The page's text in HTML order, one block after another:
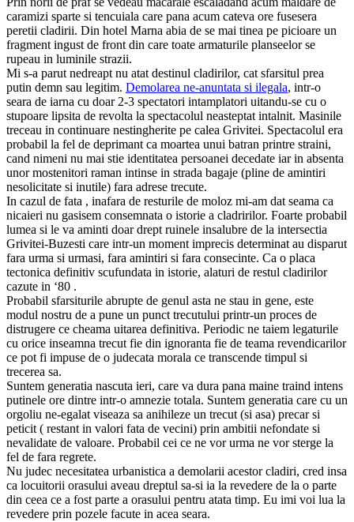
caramizi sparte si tencuiala care pana acum cateva ore fusesera
peretii cladirii. Din hotel Marna abia de se mai tinea pe picioare un
fragment ingust de front din care toate armaturile planseelor se
rupeau in luminile strazii.
Mi s-a parut nedreapt nu atat destinul cladirilor, cat sfarsitul prea
putin demn sau legitim. Demolarea ne-anuntata si ilegala, intr-o
seara de iarna cu doar 2-3 spectatori intamplatori uitandu-se cu o
stupoare lipsita de revolta la spectacolul neasteptat intalnit. Masinile
treceau in continuare nestingherite pe calea Grivitei. Spectacolul era
probabil la fel de deprimant ca moartea unui batran printre straini,
cand nimeni nu mai stie identitatea persoanei decedate iar in absenta
unor mostenitori raman intinse in strada bagaje (pline de amintiri
nesolicitate si inutile) fara adrese trecute.
In cazul de fata , inafara de resturile de moloz mi-am dat seama ca
nicaieri nu gasisem consemnata o istorie a cladririlor. Foarte probabil
lumea si le va aminti doar drept ruinele insalubre de la intersectia
Grivitei-Buzesti care intr-un moment imprecis determinat au disparut
fara urma si urmasi, fara amintiri si fara consecinte. Ca o placa
tectonica definitiv scufundata in istorie, alaturi de restul cladirilor
cazute in ‘80 .
Probabil sfarsiturile abrupte de genul asta ne stau in gene, este
modul nostru de a pune un punct trecutului printr-un proces de
distrugere ce cheama uitarea definitiva. Periodic ne taiem legaturile
cu orice inseamna trecut fie din ignoranta fie de teama revendicarilor
ce pot fi impuse de o judecata morala ce transcende timpul si
trecerea sa.
Suntem generatia nascuta ieri, care va dura pana maine traind intens
putinele ore dintre intr-o amnezie totala. Suntem generatia care cu un
orgoliu ne-egalat viseaza sa anihileze un trecut (si asa) precar si
peticit ( restant in valori fata de vecini) prin ambitii nefondate si
nevalidate de valoare. Probabil cei ce ne vor urma ne vor sterge la
fel de fara regrete.
Nu judec necesitatea urbanistica a demolarii acestor cladiri, cred insa
ca locuitorii orasului aveau dreptul sa-si ia la revedere de la o parte
din ceea ce a fost parte a orasului pentru atata timp. Eu imi voi lua la
revedere prin pozele facute in acea seara.